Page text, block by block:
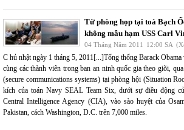
Từ phòng họp tại toà Bạch
không mẫu hạm USS Carl
04 Tháng Năm 2011 12:00 SA
C hủ nhật ngày 1 tháng 5, 2011[...]Tổng thống Barack
cùng các thành viên trong ban an ninh quốc gia theo giõi,
(secure communications systems) tại phòng hội (Situation
kích của toán Navy SEAL Team Six, dưới sự điều động
Central Intelligence Agency (CIA), vào sào huyệt của
Pakistan, cách Washington, D.C. trên 7,000 miles.